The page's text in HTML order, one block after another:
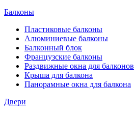
Балконы
Пластиковые балконы
Алюминиевые балконы
Балконный блок
Французские балконы
Раздвижные окна для балконов
Крыша для балкона
Панорамные окна для балкона
Двери